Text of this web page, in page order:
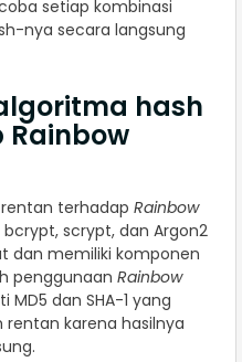
setiap kombinasi
nya secara langsung
hash
terhadap Rainbow
scrypt, dan Argon2
dan memiliki komponen
penggunaan Rainbow
MD5 dan SHA-1 yang
karena hasilnya